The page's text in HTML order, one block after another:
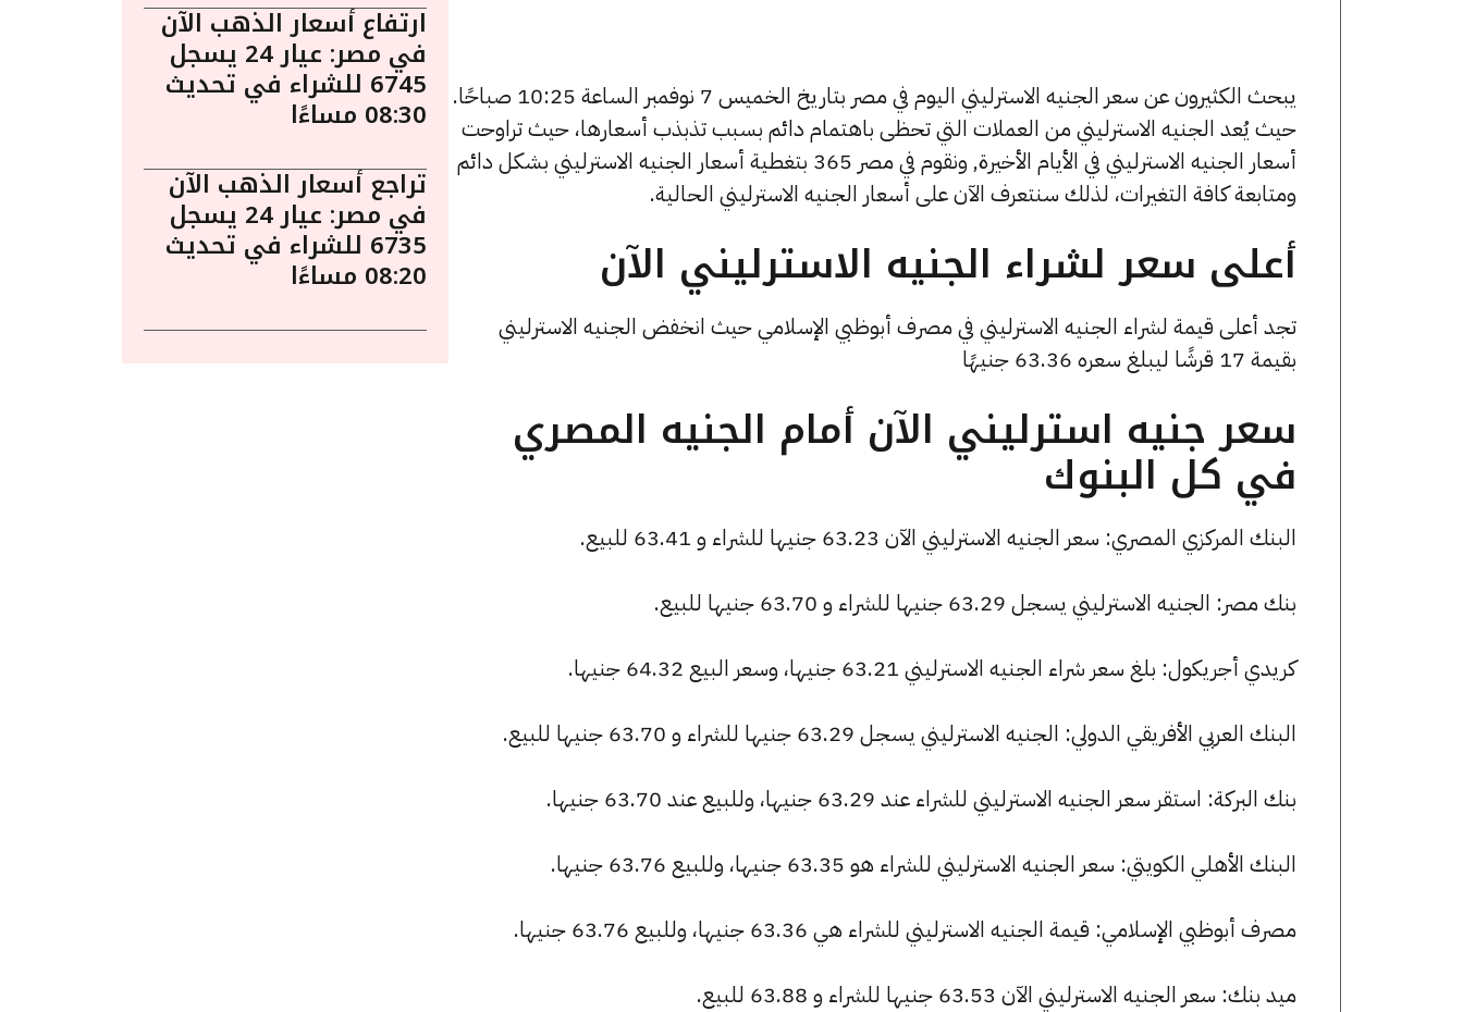
يبحث الكثيرون عن سعر الجنيه الاسترليني اليوم في مصر بتاريخ الخميس 7 نوفمبر الساعة 10:25 صباحًا.
حيث يُعد الجنيه الاسترليني من العملات التي تحظى باهتمام دائم بسبب تذبذب أسعارها، حيث تراوحت
أسعار الجنيه الاسترليني في الأيام الأخيرة, ونقوم في مصر 365 بتغطية أسعار الجنيه الاسترليني بشكل دائم
ومتابعة كافة التغيرات، لذلك سنتعرف الآن على أسعار الجنيه الاسترليني الحالية.
أعلى سعر لشراء الجنيه الاسترليني الآن
تجد أعلى قيمة لشراء الجنيه الاسترليني في مصرف أبوظبي الإسلامي حيث انخفض الجنيه الاسترليني
بقيمة 17 قرشًا ليبلغ سعره 63.36 جنيهًا
سعر جنيه استرليني الآن أمام الجنيه المصري
في كل البنوك
البنك المركزي المصري: سعر الجنيه الاسترليني الآن 63.23 جنيها للشراء و 63.41 للبيع.
بنك مصر: الجنيه الاسترليني يسجل 63.29 جنيها للشراء و 63.70 جنيها للبيع.
كريدي أجريكول: بلغ سعر شراء الجنيه الاسترليني 63.21 جنيها، وسعر البيع 64.32 جنيها.
البنك العربي الأفريقي الدولي: الجنيه الاسترليني يسجل 63.29 جنيها للشراء و 63.70 جنيها للبيع.
بنك البركة: استقر سعر الجنيه الاسترليني للشراء عند 63.29 جنيها، وللبيع عند 63.70 جنيها.
البنك الأهلي الكويتي: سعر الجنيه الاسترليني للشراء هو 63.35 جنيها، وللبيع 63.76 جنيها.
مصرف أبوظبي الإسلامي: قيمة الجنيه الاسترليني للشراء هي 63.36 جنيها، وللبيع 63.76 جنيها.
ميد بنك: سعر الجنيه الاسترليني الآن 63.53 جنيها للشراء و 63.88 للبيع.
ارتفاع أسعار الذهب الآن
في مصر: عيار 24 يسجل
6745 للشراء في تحديث
08:30 مساءًا
تراجع أسعار الذهب الآن
في مصر: عيار 24 يسجل
6735 للشراء في تحديث
08:20 مساءًا